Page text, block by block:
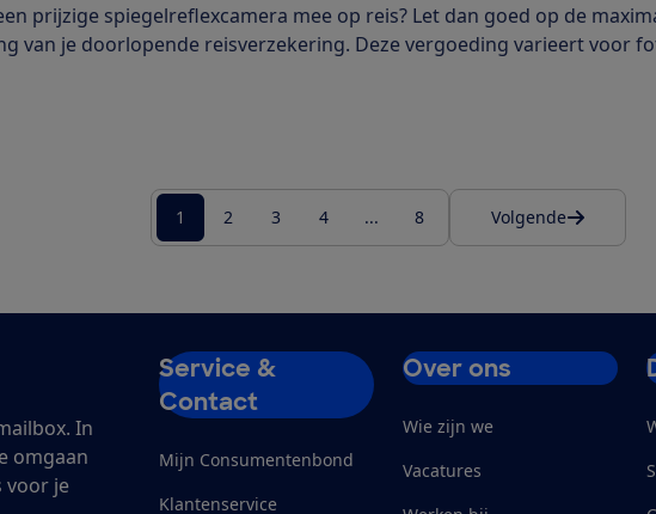
prijzige spiegelreflexcamera mee op reis? Let dan goed op de
van je doorlopende reisverzekering. Deze vergoeding varieert voor
1 2 3 4 ... 8 Volgende
In
omgaan
voor je
Service &
Contact
Mijn Consumentenbond
Klantenservice
Over ons
Wie zijn we
Vacatures